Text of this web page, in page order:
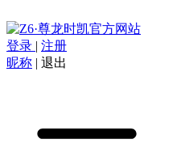
登录 | 注册
昵称 | 退出